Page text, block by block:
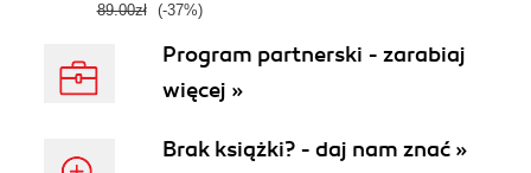
89.00zł (-37%)
Program partnerski - zarabiaj
więcej »
Brak książki? - daj nam znać »